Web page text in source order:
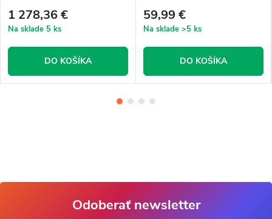
1 278,36 €
Na sklade 5 ks
DO KOŠÍKA
59,99 €
Na sklade >5 ks
DO KOŠÍKA
Odoberať newsletter